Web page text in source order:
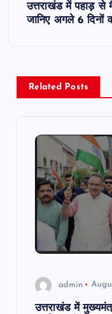
v
उत्तराखंड में पहाड़ से
जानिए अगले 6 दिनों
Related Posts
admin
उत्तराखंड में